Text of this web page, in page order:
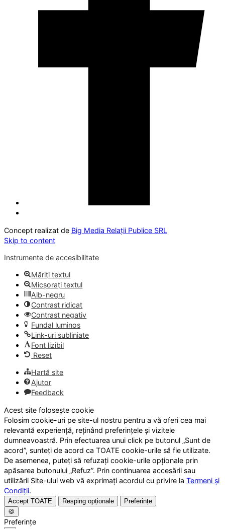
Concept realizat de Big Media Relații Publice SRL
Skip to content
Instrumente de accesibilitate
Măriți textul
Micșorați textul
Alb-negru
Contrast ridicat
Contrast negativ
Fundal luminos
Link-uri subliniate
Font lizibil
Reset
Hartă site
Ajutor
Feedback
Acest site folosește cookie
Folosim cookie-uri pe site-ul nostru pentru a vă oferi cea mai
relevantă experiență, reținând preferințele și vizitele
dumneavoastră. Prin efectuarea unui click pe butonul „Sunt de
acord”, sunteți de acord ca TOATE cookie-urile să fie utilizate.
De asemenea, puteți să refuzați cookie-urile opționale prin
apăsarea butonului „Refuz”. Prin continuarea accesării sau
utilizării Site-ului web vă exprimați acordul cu privire la Termeni și
Condiții.
Accept TOATE Resping opționale
Preferințe
🍪
Preferințe